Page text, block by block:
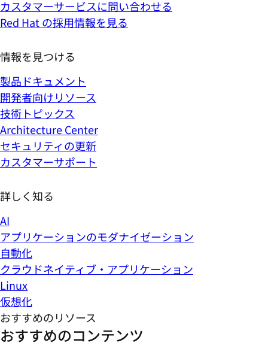
カスタマーサービスに問い合わせる
Red Hat の採用情報を見る
情報を見つける
製品ドキュメント
開発者向けリソース
技術トピックス
Architecture Center
セキュリティの更新
カスタマーサポート
詳しく知る
AI
アプリケーションのモダナイゼーション
自動化
クラウドネイティブ・アプリケーション
Linux
仮想化
おすすめのリソース
おすすめのコンテンツ